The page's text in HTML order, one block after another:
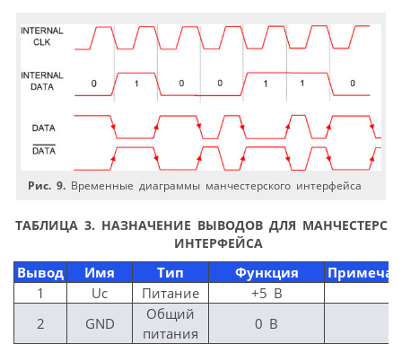
Рис. 9. Временные диаграммы манчестерского интерфейса
ТАБЛИЦА 3. НАЗНАЧЕНИЕ ВЫВОДОВ ДЛЯ
ИНТЕРФЕЙСА
Вывод Имя Тип Функция
1
Uc Питание
+5 В
2
GND
Общий
питания
0 В